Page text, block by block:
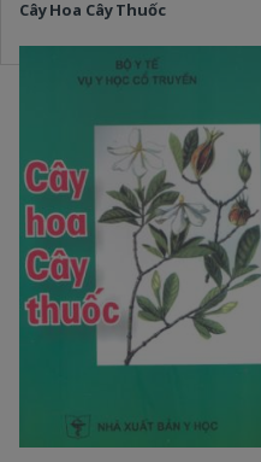
Cây Hoa Cây Thuốc